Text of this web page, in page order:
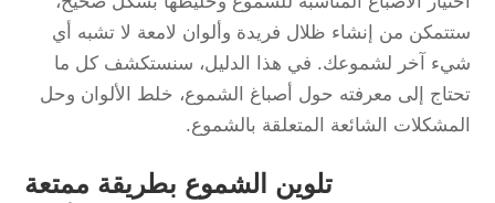
ستتمكن من إنشاء ظلال فريدة وألوان لامعة لا تشبه أي
شيء آخر لشموعك. في هذا الدليل، سنستكشف كل ما
تحتاج إلى معرفته حول أصباغ الشموع، خلط الألوان وحل
المشكلات الشائعة المتعلقة بالشموع.
تلوين الشموع بطريقة ممتعة